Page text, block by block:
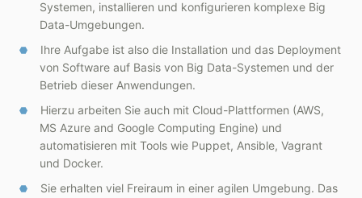
Systemen, installieren und konfigurieren komplexe Big
Data-Umgebungen.
Ihre Aufgabe ist also die Installation und das Deployment
von Software auf Basis von Big Data-Systemen und der
Betrieb dieser Anwendungen.
Hierzu arbeiten Sie auch mit Cloud-Plattformen (AWS,
MS Azure and Google Computing Engine) und
automatisieren mit Tools wie Puppet, Ansible, Vagrant
und Docker.
Sie erhalten viel Freiraum in einer agilen Umgebung. Das